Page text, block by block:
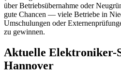
über Betriebsübernahme oder
gute Chancen — viele Betriebe in
Umschulungen oder
zu gewinnen.
Aktuelle Elektroniker-
Hannover